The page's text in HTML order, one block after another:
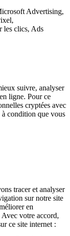
Advertising,
les clics, Ads
suivre, analyser
ligne. Pour ce
cryptées avec
à condition que vous
tracer et analyser
sur notre site
en
Avec votre accord,
ce site internet :